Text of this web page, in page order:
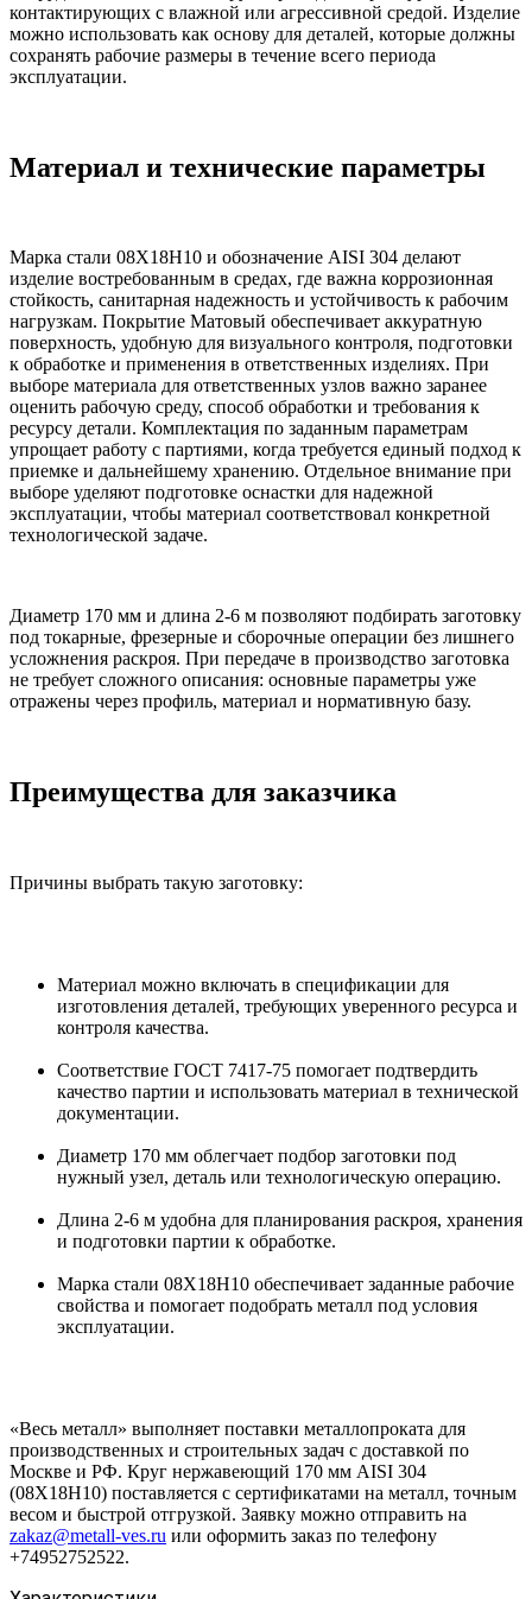
контактирующих с влажной или агрессивной средой. Изделие
можно использовать как основу для деталей, которые должны
сохранять рабочие размеры в течение всего периода
эксплуатации.
Материал и технические параметры
Марка стали 08Х18Н10 и обозначение AISI 304 делают
изделие востребованным в средах, где важна коррозионная
стойкость, санитарная надежность и устойчивость к рабочим
нагрузкам. Покрытие Матовый обеспечивает аккуратную
поверхность, удобную для визуального контроля, подготовки
к обработке и применения в ответственных изделиях. При
выборе материала для ответственных узлов важно заранее
оценить рабочую среду, способ обработки и требования к
ресурсу детали. Комплектация по заданным параметрам
упрощает работу с партиями, когда требуется единый подход к
приемке и дальнейшему хранению. Отдельное внимание при
выборе уделяют подготовке оснастки для надежной
эксплуатации, чтобы материал соответствовал конкретной
технологической задаче.
Диаметр 170 мм и длина 2-6 м позволяют подбирать заготовку
под токарные, фрезерные и сборочные операции без лишнего
усложнения раскроя. При передаче в производство заготовка
не требует сложного описания: основные параметры уже
отражены через профиль, материал и нормативную базу.
Преимущества для заказчика
Причины выбрать такую заготовку:
Материал можно включать в спецификации для
изготовления деталей, требующих уверенного ресурса и
контроля качества.
Соответствие ГОСТ 7417-75 помогает подтвердить
качество партии и использовать материал в технической
документации.
Диаметр 170 мм облегчает подбор заготовки под
нужный узел, деталь или технологическую операцию.
Длина 2-6 м удобна для планирования раскроя, хранения
и подготовки партии к обработке.
Марка стали 08Х18Н10 обеспечивает заданные рабочие
свойства и помогает подобрать металл под условия
эксплуатации.
«Весь металл» выполняет поставки металлопроката для
производственных и строительных задач с доставкой по
Москве и РФ. Круг нержавеющий 170 мм AISI 304
(08Х18Н10) поставляется с сертификатами на металл, точным
весом и быстрой отгрузкой. Заявку можно отправить на
zakaz@metall-ves.ru или оформить заказ по телефону
+74952752522.